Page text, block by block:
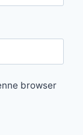
browser